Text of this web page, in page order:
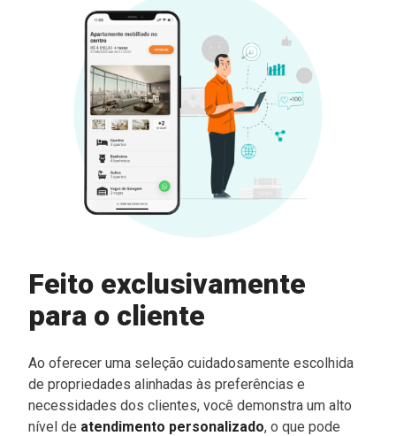
Feito exclusivamente
para o cliente
Ao oferecer uma seleção cuidadosamente escolhida
de propriedades alinhadas às preferências e
necessidades dos clientes, você demonstra um alto
nível de atendimento personalizado, o que pode